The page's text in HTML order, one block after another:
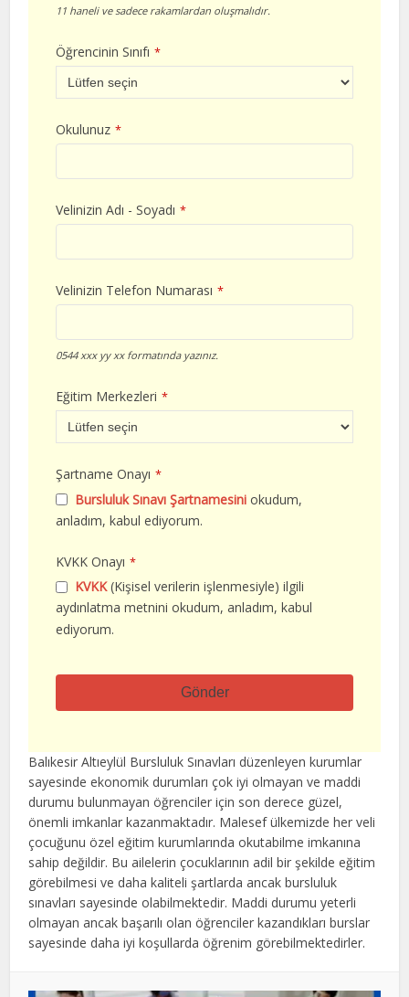
11 haneli ve sadece rakamlardan oluşmalıdır.
Öğrencinin Sınıfı *
Okulunuz *
Velinizin Adı - Soyadı *
Velinizin Telefon Numarası *
0544 xxx yy xx formatında yazınız.
Eğitim Merkezleri *
Şartname Onayı *
Bursluluk Sınavı Şartnamesini okudum,
anladım, kabul ediyorum.
KVKK Onayı *
KVKK(Kişisel verilerin işlenmesiyle) ilgili
aydınlatma metnini okudum, anladım, kabul
ediyorum.
Gönder
alan
boş
bırakılmalıdır
Balıkesir Altıeylül Bursluluk Sınavları düzenleyen kurumlar
sayesinde ekonomik durumları çok iyi olmayan ve maddi
durumu bulunmayan öğrenciler için son derece güzel,
önemli imkanlar kazanmaktadır. Malesef ülkemizde her veli
çocuğunu özel eğitim kurumlarında okutabilme imkanına
sahip değildir. Bu ailelerin çocuklarının adil bir şekilde eğitim
görebilmesi ve daha kaliteli şartlarda ancak bursluluk
sınavları sayesinde olabilmektedir. Maddi durumu yeterli
olmayan ancak başarılı olan öğrenciler kazandıkları burslar
sayesinde daha iyi koşullarda öğrenim görebilmektedirler.